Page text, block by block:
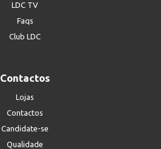
LDC TV
Faqs
Club LDC
Contactos
Lojas
Contactos
Candidate-se
Qualidade